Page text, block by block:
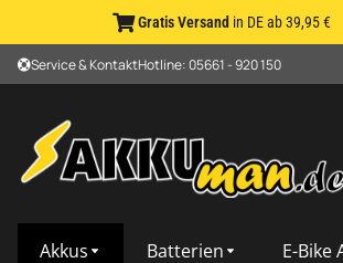
Gratis Versand in DE ab 39,95 €
Service & KontaktHotline: 05661 - 920 150
Akkus Batterien E-Bike